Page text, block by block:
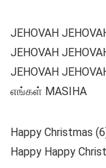
JEHOVAH
JEHOVAH
JEHOVAH
எங்கள் MASIHA
Happy Christmas
Happy Happy